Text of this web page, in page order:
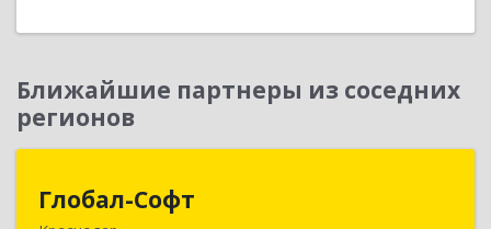
Ближайшие партнеры из соседних
регионов
Глобал-Софт